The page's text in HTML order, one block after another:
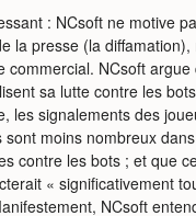
: NCsoft ne motive
la presse (la
commercial. NCsoft
sa lutte contre les
les signalements des
moins nombreux
contre les bots ; et que
« significativement
NCsoft